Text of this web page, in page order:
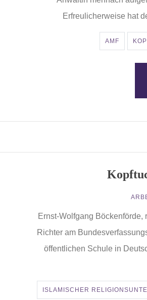
Erfreulicherweise hat
AMF
Ernst-Wolfgang
Richter am
öffentlichen Schule in
ISLAMISCHER